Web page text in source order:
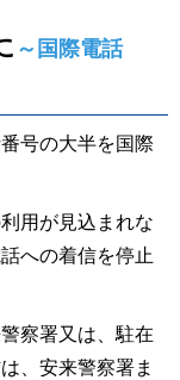
～国際電話
号の大半を国際
用が見込まれな
への着信を停止
察署又は、駐在
、安来警察署ま